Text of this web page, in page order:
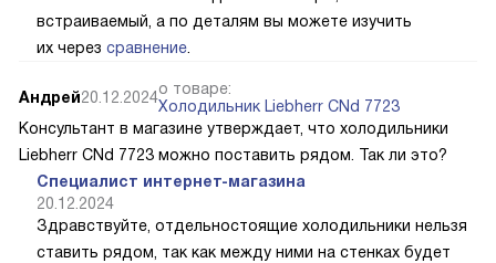
встраиваемый, а по деталям вы можете изучить
их через сравнение
Андрей20.12.2024о товаре:
Холодильник Liebherr CNd 7723
Консультант в магазине утверждает, что холодильники
Liebherr CNd 7723 можно поставить рядом. Так ли это?
Специалист интернет-магазина
20.12.2024
Здравствуйте, отдельностоящие холодильники нельзя
ставить рядом, так как между ними на стенках будет